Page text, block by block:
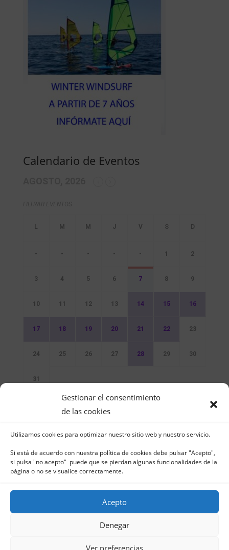
Gestionar el consentimiento
de las cookies
Utilizamos cookies para optimizar nuestro sitio web y nuestro servicio.
Si está de acuerdo con nuestra política de cookies debe pulsar "Acepto",
si pulsa "no acepto" puede que se pierdan algunas funcionalidades de la
página o no se visualice correctamente.
Acepto
Denegar
Ver preferencias
Calendario de Eventos
- - - - - 1 2
3 4 5 6 7 8 9
10 11 12 13 14 15 16
17 18 19 20 21 22 23
24 25 26 27 28 29 30
31
Sin Eventos
Club Naútico de Jávea - Muelle Norte s/n |
03730 Jávea – España | Tel. 965 791 025 | Fax.
965 796 008 | info@cnjavea.net
de Cookies